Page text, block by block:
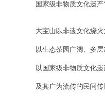
国家级非物质文化遗产
大宝山以非遗文化烧火
以生态茶园广阔、多层
以国家级非物质文化遗
及其广为流传的民间传